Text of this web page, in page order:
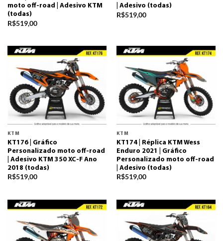
moto off-road | Adesivo KTM
(todas)
R$519,00
| Adesivo (todas)
R$519,00
KTM
KT176 | Gráfico
Personalizado moto off-road
| Adesivo KTM 350 XC-F Ano
2018 (todas)
R$519,00
KTM
KT174 | Réplica KTM Wess
Enduro 2021 | Gráfico
Personalizado moto off-road
| Adesivo (todas)
R$519,00